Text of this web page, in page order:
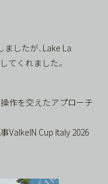
したが、Lake La
てくれました。
作を交えたアプローチ
ValkeIN Cup Italy 2026